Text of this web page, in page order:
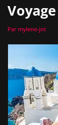
Voyage
Par mylene-jot